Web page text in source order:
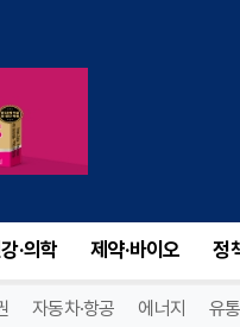
·의학 제약·바이오 정
자동차·항공 에너지 유통